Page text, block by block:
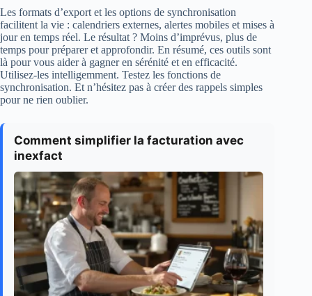
Les formats d’export et les options de synchronisation
facilitent la vie : calendriers externes, alertes mobiles et mises à
jour en temps réel. Le résultat ? Moins d’imprévus, plus de
temps pour préparer et approfondir. En résumé, ces outils sont
là pour vous aider à gagner en sérénité et en efficacité.
Utilisez-les intelligemment. Testez les fonctions de
synchronisation. Et n’hésitez pas à créer des rappels simples
pour ne rien oublier.
Comment simplifier la facturation avec
inexfact